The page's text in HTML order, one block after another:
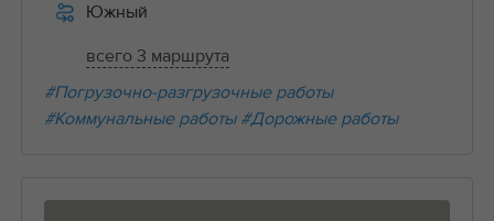
Южный
всего 3 маршрута
#Погрузочно-разгрузочные работы
#Коммунальные работы #Дорожные работы